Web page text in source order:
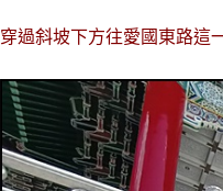
穿過斜坡下方往愛國東路這